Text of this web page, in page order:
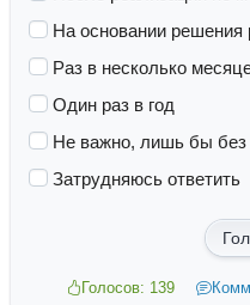
На основании решения
Раз в несколько
Один раз в год
Не важно, лишь бы без
Затрудняюсь ответить
Голосов: 139